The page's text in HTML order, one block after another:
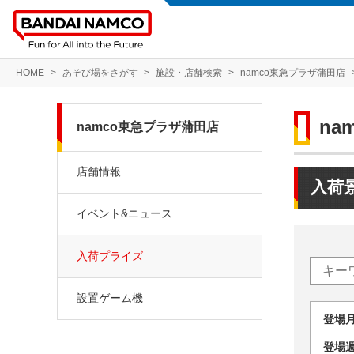
HOME あそび場をさがす 施設・店舗検索 namco東急プラザ蒲田店
入荷
登
登
namco東急プラザ蒲田店
店舗情報
イベント&ニュース
入荷プライズ
設置ゲーム機